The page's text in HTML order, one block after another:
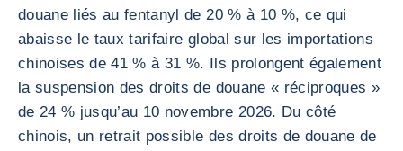
douane liés au fentanyl de 20 % à 10 %, ce qui
abaisse le taux tarifaire global sur les importations
chinoises de 41 % à 31 %. Ils prolongent également
la suspension des droits de douane « réciproques »
de 24 % jusqu’au 10 novembre 2026. Du côté
chinois, un retrait possible des droits de douane de